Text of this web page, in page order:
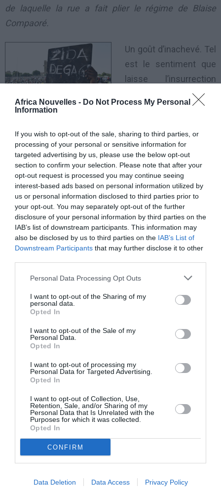
Africa Nouvelles - Do Not Process My Personal
Information
If you wish to opt-out of the sale, sharing to third parties, or
processing of your personal or sensitive information for
targeted advertising by us, please use the below opt-out
section to confirm your selection. Please note that after your
opt-out request is processed you may continue seeing
interest-based ads based on personal information utilized by
us or personal information disclosed to third parties prior to
your opt-out. You may separately opt-out of the further
disclosure of your personal information by third parties on the
IAB’s list of downstream participants. This information may
also be disclosed by us to third parties on the IAB’s List of
Downstream Participants that may further disclose it to other
Personal Data Processing Opt Outs
I want to opt-out of the Sharing of my
personal data.
Opted In
I want to opt-out of the Sale of my
Personal Data.
Opted In
I want to opt-out of processing my
Personal Data for Targeted Advertising.
Opted In
I want to opt-out of Collection, Use,
Retention, Sale, and/or Sharing of my
Personal Data that Is Unrelated with the
Purposes for which it was collected.
Opted In
CONFIRM
Data Deletion Data Access Privacy Policy
de laquelle la rue a fait plier le régime de Blaise
Compaoré.
Un goût d’inachevé. Tel
est le sentiment que
laisse l’insurrection
populaire du 30
octobre 2014 à l’issue
plier le régime de Blaise Compaoré. Mais si «l’homme
fort de Ouagadougou» a fini par s’exiler à
Yamoussoukro en Côte d’Ivoire, son ombre plane
toujours sur l’équation de la transition politique dans
laquelle son pays doit s’engager pour recouvrer la
fonctionnalité de ses institutions.
L’inconnue de cette transition rendue difficile depuis
que des «hommes en treillis» ont fait irruption dans la
populations établissent légitimement entre le
lieutenant-colonel Yacouba Isaac Zida et son ancien
patron Blaise Compaoré. Même si le chef d’Etat major
des armées, le général de division Honoré Traoré a
renoncé au pouvoir au profit du numéro 2 du
rassure guère les «acteurs» de la «révolution
populaire».
Ce n’est pas peut-être pas un retour à la case-départ,
mais cette tournure des jours d’après le long règne
des 27 ans de Blaise Compaoré est la preuve qu’on ne
renverse pas aussi facilement un dinosaure. Même si
monde entier par les Burkinabè garde toute sa saveur